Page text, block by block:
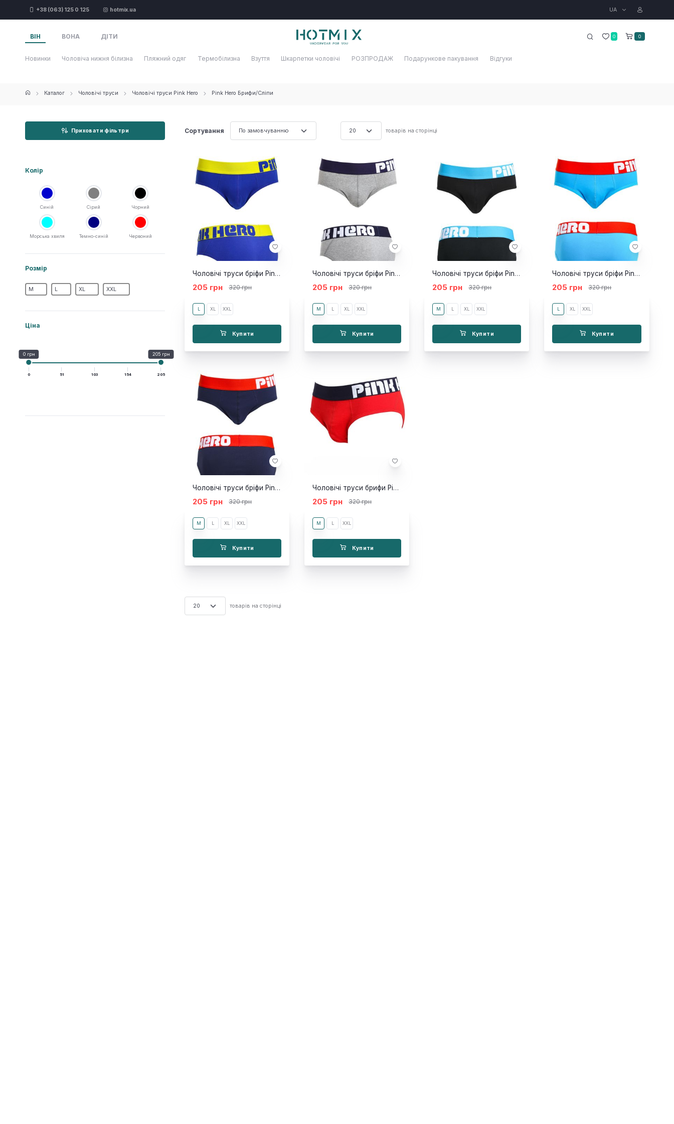
+38 (063) 125 0 125 hotmix.ua UA
ВІН ВОНА ДІТИ 0 0
Новинки Чоловіча нижня білизна Пляжний одяг Термобілизна Взуття Шкарпетки чоловічі РОЗПРОДАЖ Подарункове пакування Відгуки
Каталог Чоловічі труси Чоловічі труси Pink Hero Pink Hero Брифи/Сліпи
Приховати фільтри Сортування товарів на сторінці
Колір
Синій Сірий Чорний
Морська хвиля Темно-синій Червоний
Розмір
M L XL XXL
Ціна
0 грн 205 грн
0 51 103 154 205
Чоловічі труси бріфи Pink Hero Atlas сині
205 грн 320 грн
L XL XXL
Купити
Чоловічі труси бріфи Pink Hero Atlas сірі
205 грн 320 грн
M L XL XXL
Купити
Чоловічі труси бріфи Pink Hero NEW чорні
205 грн 320 грн
M L XL XXL
Купити
Чоловічі труси бріфи Pink Hero NEW Atlas блакитні
205 грн 320 грн
L XL XXL
Купити
Чоловічі труси бріфи Pink Hero Atlas темно-сині
205 грн 320 грн
M L XL XXL
Купити
Чоловічі труси брифи Pink Hero Atlas червоні
205 грн 320 грн
M L XXL
Купити
товарів на сторінці